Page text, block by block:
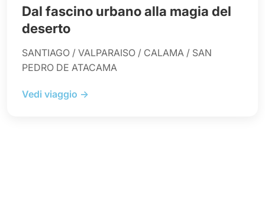
Dal fascino urbano alla magia del
deserto
SANTIAGO / VALPARAISO / CALAMA / SAN
PEDRO DE ATACAMA
Vedi viaggio →